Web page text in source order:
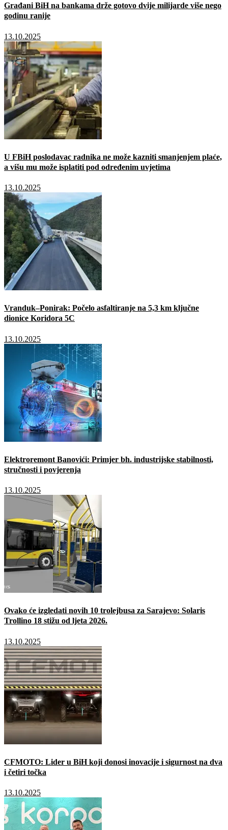
Građani BiH na bankama drže gotovo dvije milijarde više nego
godinu ranije
13.10.2025
U FBiH poslodavac radnika ne može kazniti smanjenjem plaće,
a višu mu može isplatiti pod određenim uvjetima
13.10.2025
Vranduk–Ponirak: Počelo asfaltiranje na 5,3 km ključne
dionice Koridora 5C
13.10.2025
Elektroremont Banovići: Primjer bh. industrijske stabilnosti,
stručnosti i povjerenja
13.10.2025
Ovako će izgledati novih 10 trolejbusa za Sarajevo: Solaris
Trollino 18 stižu od ljeta 2026.
13.10.2025
CFMOTO: Lider u BiH koji donosi inovacije i sigurnost na dva
i četiri točka
13.10.2025